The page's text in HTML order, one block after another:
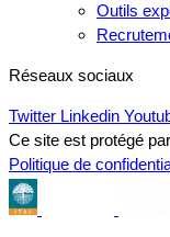
Outils
Réseaux sociaux
Twitter Linkedin
Ce site est protégé
Politique de